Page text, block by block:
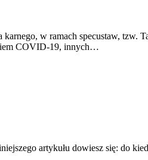
w ramach specustaw, tzw.
COVID-19, innych…
artykułu dowiesz się: do